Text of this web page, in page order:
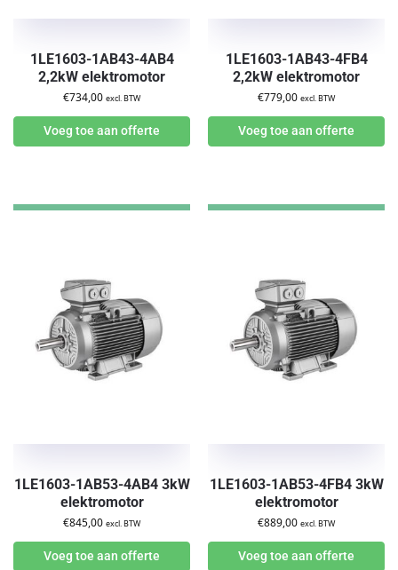
1LE1603-1AB43-4AB4
2,2kW elektromotor
€734,00 excl. BTW
Voeg toe aan offerte
1LE1603-1AB43-4FB4
2,2kW elektromotor
€779,00 excl. BTW
Voeg toe aan offerte
1LE1603-1AB53-4AB4 3kW
elektromotor
€845,00 excl. BTW
Voeg toe aan offerte
1LE1603-1AB53-4FB4 3kW
elektromotor
€889,00 excl. BTW
Voeg toe aan offerte